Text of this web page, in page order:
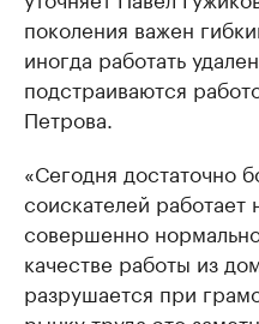
поколения важен
иногда работать
подстраиваются
Петрова.
«Сегодня достаточно
соискателей работает
совершенно
качестве работы из
разрушается при